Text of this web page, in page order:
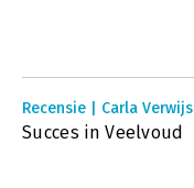
Recensie | Carla Verwijs
Succes in Veelvoud